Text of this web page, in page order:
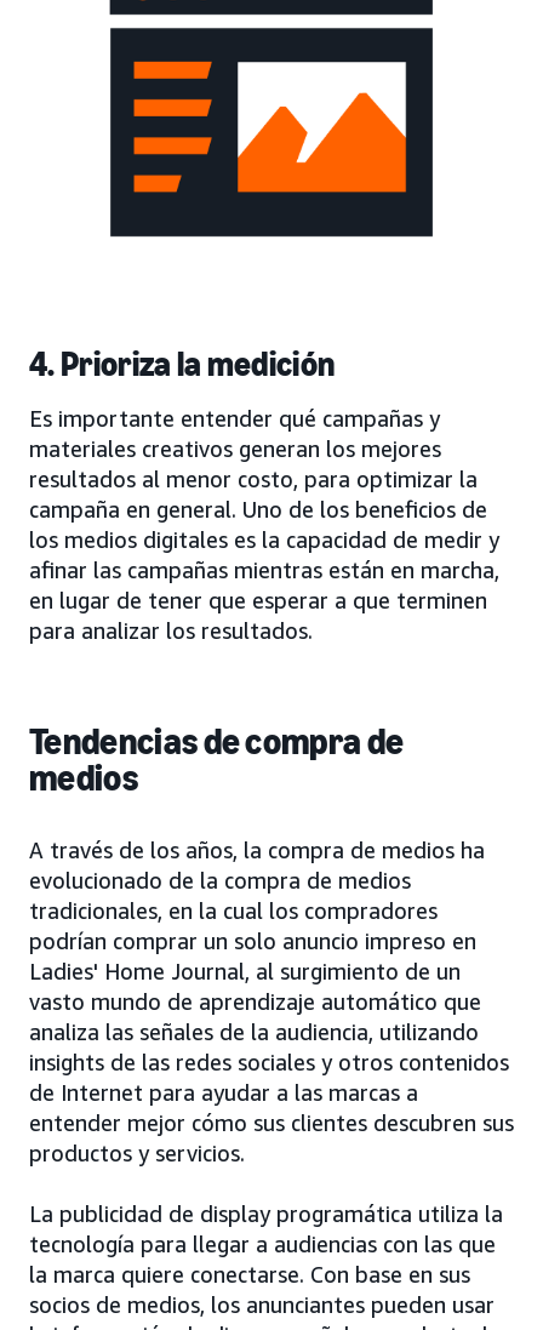
4. Prioriza la medición
Es importante entender qué campañas y
materiales creativos generan los mejores
resultados al menor costo, para optimizar la
campaña en general. Uno de los beneficios de
los medios digitales es la capacidad de medir y
afinar las campañas mientras están en marcha,
en lugar de tener que esperar a que terminen
para analizar los resultados.
Tendencias de compra de
medios
A través de los años, la compra de medios ha
evolucionado de la compra de medios
tradicionales, en la cual los compradores
podrían comprar un solo anuncio impreso en
Ladies' Home Journal, al surgimiento de un
vasto mundo de aprendizaje automático que
analiza las señales de la audiencia, utilizando
insights de las redes sociales y otros contenidos
de Internet para ayudar a las marcas a
entender mejor cómo sus clientes descubren sus
productos y servicios.
La publicidad de display programática utiliza la
tecnología para llegar a audiencias con las que
la marca quiere conectarse. Con base en sus
socios de medios, los anunciantes pueden usar